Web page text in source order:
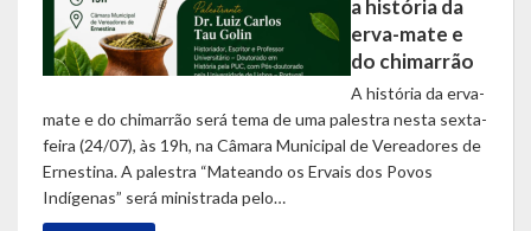
Obras e Viação
Saúde
Serviços Oferecidos pela Secretaria de Saúde
Serviços Urbanos
a história da
erva-mate e
do chimarrão
A história da erva-
mate e do chimarrão será tema de uma palestra nesta sexta-
feira (24/07), às 19h, na Câmara Municipal de Vereadores de
Ernestina. A palestra “Mateando os Ervais dos Povos
Indígenas” será ministrada pelo…